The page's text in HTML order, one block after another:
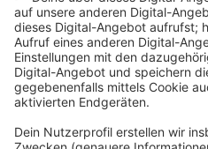
erbeutet haben.
Nach seiner Flucht konnte
Polizei selbst befreien und
Bei dem festgenommenen
sichergestellt.